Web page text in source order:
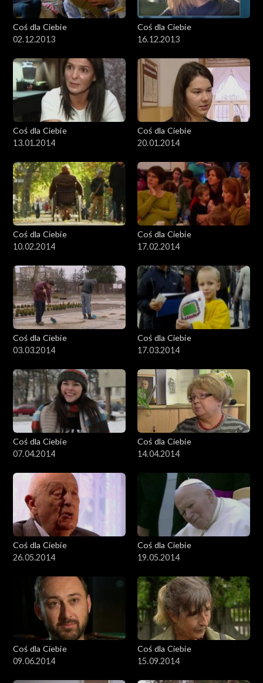
Coś dla Ciebie
02.12.2013
Coś dla Ciebie
16.12.2013
Coś dla Ciebie
13.01.2014
Coś dla Ciebie
20.01.2014
Coś dla Ciebie
10.02.2014
Coś dla Ciebie
17.02.2014
Coś dla Ciebie
03.03.2014
Coś dla Ciebie
17.03.2014
Coś dla Ciebie
07.04.2014
Coś dla Ciebie
14.04.2014
Coś dla Ciebie
26.05.2014
Coś dla Ciebie
19.05.2014
Coś dla Ciebie
09.06.2014
Coś dla Ciebie
15.09.2014